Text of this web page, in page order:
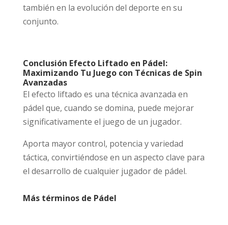
también en la evolución del deporte en su
conjunto.
Conclusión Efecto Liftado en Pádel:
Maximizando Tu Juego con Técnicas de Spin
Avanzadas
El efecto liftado es una técnica avanzada en
pádel que, cuando se domina, puede mejorar
significativamente el juego de un jugador.
Aporta mayor control, potencia y variedad
táctica, convirtiéndose en un aspecto clave para
el desarrollo de cualquier jugador de pádel.
Más términos de Pádel